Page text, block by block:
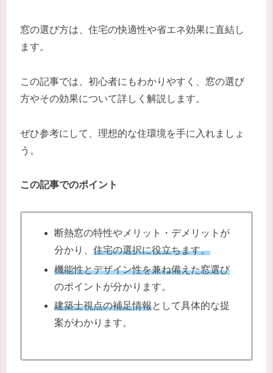
窓の選び方は、住宅の快適性や省エネ効果に直結し
ます。
この記事では、初心者にもわかりやすく、窓の選び
方やその効果について詳しく解説します。
ぜひ参考にして、理想的な住環境を手に入れましょ
う。
この記事でのポイント
断熱窓の特性やメリット・デメリットが
分かり、住宅の選択に役立ちます。
機能性とデザイン性を兼ね備えた窓選び
のポイントが分かります。
建築士視点の補足情報として具体的な提
案がわかります。